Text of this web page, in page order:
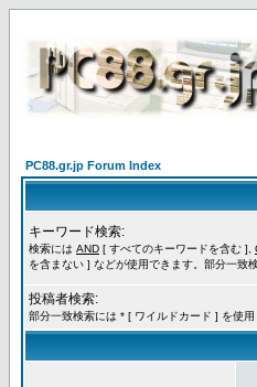
PC88.gr.jp Forum Index
キーワード検索:
検索には AND [ すべてのキーワードを含む ],
を含まない ] などが使用できます。部分一致
投稿者検索:
部分一致検索には * [ ワイルドカード ] を使用